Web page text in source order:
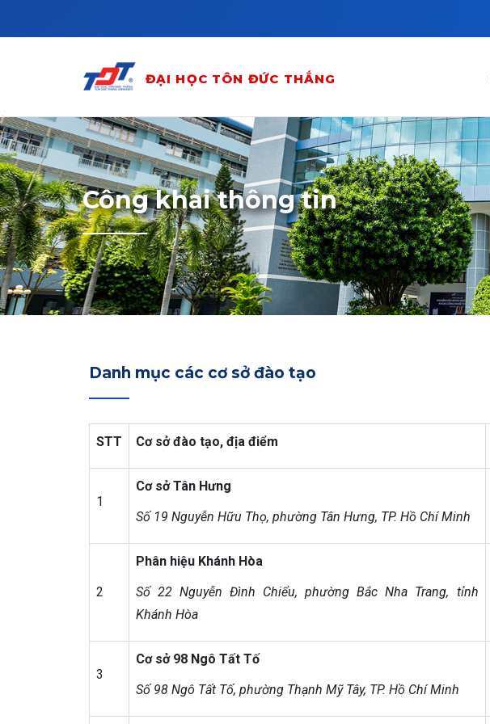
ĐẠI HỌC TÔN ĐỨC THẮNG
Công khai thông tin
Danh mục các cơ sở đào tạo
STT Cơ sở đào tạo, địa điểm
1
Cơ sở Tân Hưng
Số 19 Nguyễn Hữu Thọ, phường Tân Hưng, TP. Hồ Chí Minh
2
Phân hiệu Khánh Hòa
Số 22 Nguyễn Đình Chiểu, phường Bắc Nha Trang, tỉnh
Khánh Hòa
3
Cơ sở 98 Ngô Tất Tố
Số 98 Ngô Tất Tố, phường Thạnh Mỹ Tây, TP. Hồ Chí Minh